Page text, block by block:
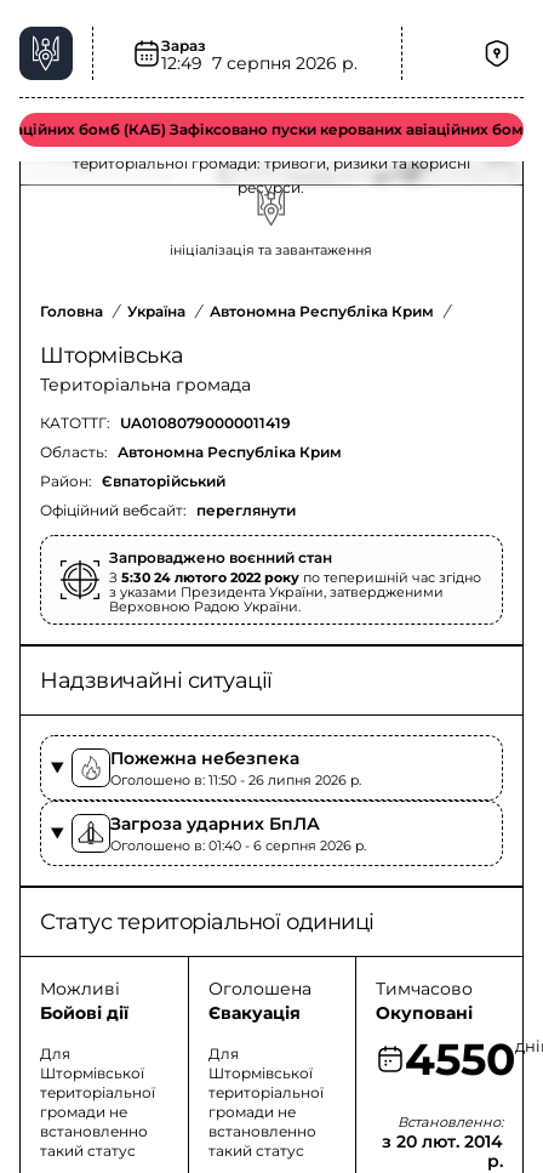
Зараз
12:49 7 серпня 2026 р.
бомб (КАБ) Зафіксовано пуски керованих авіаційних бомб
Штормівська територіальна громада –
ситуація та безпека
Актуальна інформація для мешканців Штормівської
територіальної громади: тривоги, ризики та корисні
ресурси.
ініціалізація та завантаження
Головна / Україна / Автономна Республіка Крим /
Штормівська
Територіальна громада
КАТОТТГ: UA01080790000011419
Офіційний вебсайт: переглянути
Область: Автономна Республіка Крим
Район: Євпаторійський
Запроваджено воєнний стан
З 5:30 24 лютого 2022 року по теперишній час згідно
з указами Президента України, затвердженими
Верховною Радою України.
Надзвичайні ситуації
Пожежна небезпека
Оголошено в: 11:50 - 26 липня 2026 p.
Загроза ударних БпЛА
Оголошено в: 01:40 - 6 серпня 2026 p.
Статус територіальної одиниці
Можливі
Бойові дії
Для
Штормівської
територіальної
громади не
встановленно
такий статус
Оголошена
Євакуація
Для
Штормівської
територіальної
громади не
встановленно
такий статус
Тимчасово
Окуповані
4550
Встановленно:
з 20 лют. 2014
р.